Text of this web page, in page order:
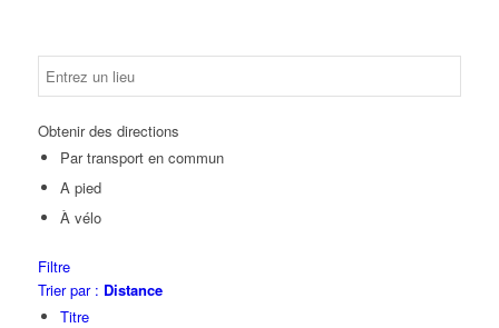
Obtenir des directions
Par transport en commun
A pied
À vélo
Filtre
Trier par : Distance
Titre